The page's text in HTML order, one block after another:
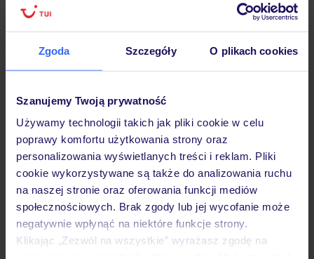
Zgoda Szczegóły O plikach cookies
Szanujemy Twoją prywatność
Używamy technologii takich jak pliki cookie w celu
poprawy komfortu użytkowania strony oraz
personalizowania wyświetlanych treści i reklam. Pliki
cookie wykorzystywane są także do analizowania ruchu
na naszej stronie oraz oferowania funkcji mediów
społecznościowych. Brak zgody lub jej wycofanie może
negatywnie wpłynąć na niektóre funkcje strony.
Klikając „Zezwól na wszystkie” wyrażasz zgodę na
Hotel
Opinie
Pokoje
Wyżywienie